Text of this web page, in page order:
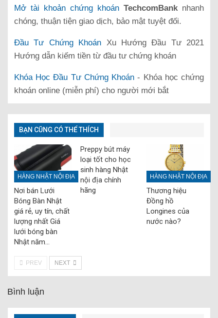
Mở tài khoản chứng khoán TechcomBank nhanh
chóng, thuận tiện giao dịch, bảo mật tuyệt đối.
Đầu Tư Chứng Khoán Xu Hướng Đầu Tư 2021
Hướng dẫn kiếm tiền từ đầu tư chứng khoán
Khóa Học Đầu Tư Chứng Khoán - Khóa học chứng
khoán online (miễn phí) cho người mới bắt
BẠN CŨNG CÓ THỂ THÍCH
HÀNG NHẬT NỘI ĐỊA
Nơi bán Lưới
Bóng Bàn Nhật
giá rẻ, uy tín, chất
lượng nhất Giá
lưới bóng bàn
Nhật năm…
Preppy bút máy
loại tốt cho học
sinh hàng Nhật
nội địa chính
hãng
HÀNG NHẬT NỘI ĐỊA
Thương hiệu
Đồng hồ
Longines của
nước nào?
PREV NEXT
Bình luận